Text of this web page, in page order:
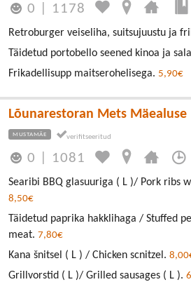
0 1178
Retroburger veiseliha, suitsujuustu ja
Täidetud portobello seened kinoa ja
Frikadellisupp maitserohelisega. 5,90€
Lõunarestoran Mets Mäealuse
MUSTAMÄE
0 1081
Searibi BBQ glasuuriga ( L )/ Pork ribs
8,50€
Täidetud paprika hakklihaga / Stuffed
meat. 7,80€
Kana šnitsel ( L ) / Chicken scnitzel.
Grillvorstid ( L )/ Grilled sausages ( L ).